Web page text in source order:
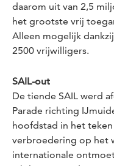
daarom uit van 2,5
het grootste vrij
Alleen mogelijk
2500 vrijwilligers.
SAIL-out
De tiende SAIL werd
Parade richting
hoofdstad in het
verbroedering op het
internationale